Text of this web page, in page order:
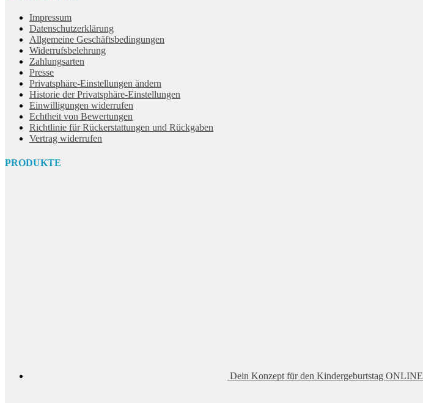
Impressum
Datenschutzerklärung
Allgemeine Geschäftsbedingungen
Widerrufsbelehrung
Zahlungsarten
Presse
Privatsphäre-Einstellungen ändern
Historie der Privatsphäre-Einstellungen
Einwilligungen widerrufen
Echtheit von Bewertungen
Richtlinie für Rückerstattungen und Rückgaben
Vertrag widerrufen
PRODUKTE
Dein Konzept für den Kindergeburtstag ONLINE